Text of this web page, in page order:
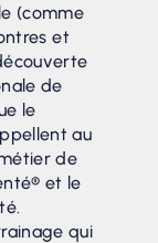
(comme
et
de
le
au
de
et le
qui